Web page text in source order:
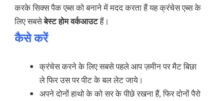
करके सिक्स पैक एब्स को बनाने में मदद करता हैं यह क्रंचेस एब्स के
लिए सबसेबेस्ट होम वर्कआउटहैं।
कैसे करें
क्रंचेस करने के लिए सबसे पहले आप ज़मीन पर मैट बिछा
ले फिर उस पर पीट के बल लेट जाये।
अपने दोनों हाथो के को सर के पीछे रखना हैं, फिर दोनों पैरो